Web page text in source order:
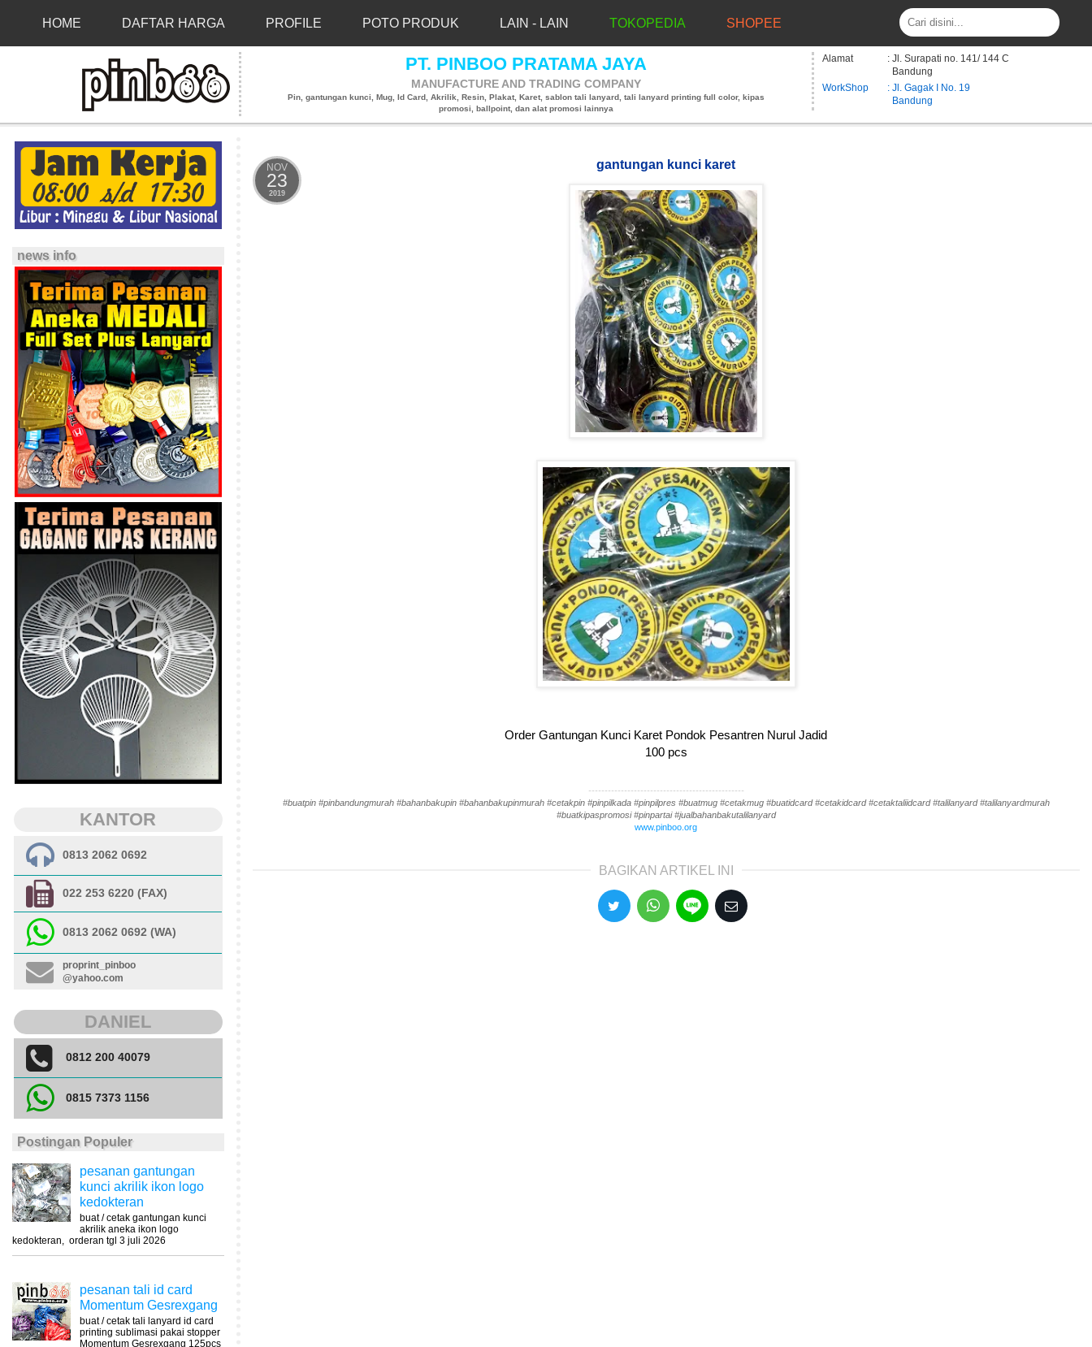
HOME DAFTAR HARGA PROFILE POTO PRODUK LAIN - LAIN TOKOPEDIA SHOPEE
PT. PINBOO PRATAMA JAYA
MANUFACTURE AND TRADING COMPANY
Pin, gantungan kunci, Mug, Id Card, Akrilik, Resin, Plakat, Karet, sablon tali lanyard, tali lanyard printing full color, kipas
promosi, ballpoint, dan alat promosi lainnya
Alamat
: Jl. Surapati no. 141/ 144 C
Bandung
WorkShop
: Jl. Gagak I No. 19
Bandung
news info
KANTOR
0813 2062 0692
022 253 6220 (FAX)
0813 2062 0692 (WA)
proprint_pinboo
@yahoo.com
DANIEL
0812 200 40079
0815 7373 1156
Postingan Populer
pesanan gantungan
kunci akrilik ikon logo
kedokteran
buat / cetak gantungan kunci
akrilik aneka ikon logo
kedokteran, orderan tgl 3 juli 2026
pesanan tali id card
Momentum Gesrexgang
buat / cetak tali lanyard id card
printing sublimasi pakai stopper
Momentum Gesrexgang 125pcs
NOV
23
2019
gantungan kunci karet
Order Gantungan Kunci Karet Pondok Pesantren Nurul Jadid
100 pcs
------------------------------------------------
#buatpin #pinbandungmurah #bahanbakupin #bahanbakupinmurah #cetakpin #pinpilkada #pinpilpres #buatmug #cetakmug #buatidcard #cetakidcard #cetaktaliidcard #talilanyard #talilanyardmurah
#buatkipaspromosi #pinpartai #jualbahanbakutalilanyard
www.pinboo.org
BAGIKAN ARTIKEL INI